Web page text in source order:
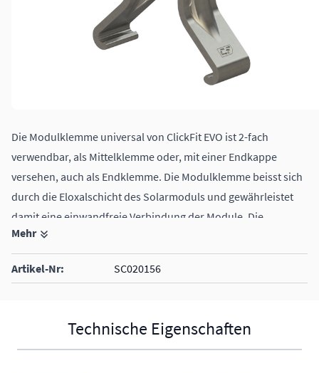
Die Modulklemme universal von ClickFit EVO ist 2-fach
verwendbar, als Mittelklemme oder, mit einer Endkappe
versehen, auch als Endklemme. Die Modulklemme beisst sich
durch die Eloxalschicht des Solarmoduls und gewährleistet
damit eine einwandfreie Verbindung der Module. Die
Modulklemme ist auch in grau erhältlich.
geeignet für Solarmodule mit einer Rahmenstärke zwischen
30 und 50 mm
Mehr
Artikel-Nr: SC020156
Technische Eigenschaften